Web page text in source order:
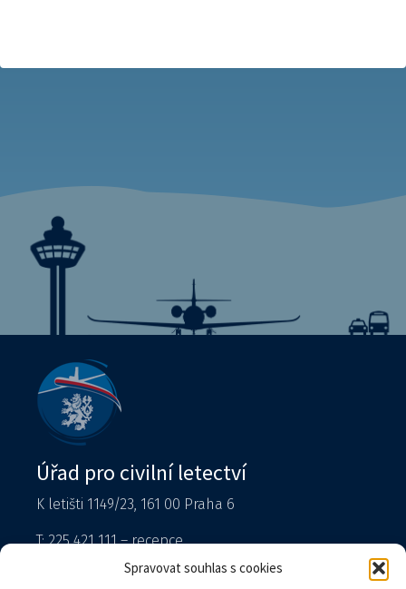
Spravovat souhlas s cookies
Úřad pro civilní letectví
K letišti 1149/23, 161 00 Praha 6
T: 225 421 111 – recepce